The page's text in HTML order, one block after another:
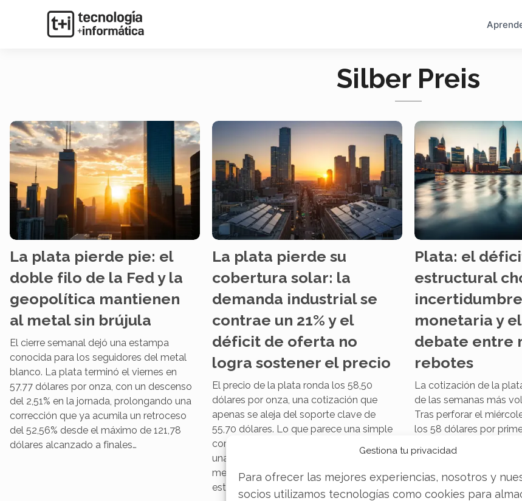
Gestiona tu privacidad
Para ofrecer las mejores experiencias, nosotros y
socios utilizamos tecnologías como cookies para
Silber Preis
La plata pierde pie: el
doble filo de la Fed y la
geopolítica mantienen
al metal sin brújula
El cierre semanal dejó una estampa
conocida para los seguidores del metal
blanco. La plata terminó el viernes en
57,77 dólares por onza, con un descenso
del 2,51% en la jornada, prolongando una
corrección que ya acumila un retroceso
del 52,56% desde el máximo de 121,78
dólares alcanzado a finales…
La plata pierde su
cobertura solar: la
demanda industrial se
contrae un 21% y el
déficit de oferta no
logra sostener el precio
El precio de la plata ronda los 58,50
dólares por onza, una cotización que
apenas se aleja del soporte clave de
55,70 dólares. Lo que parece una simple
corrección es en realidad el reflejo de
una paradoja cada vez más tensa: el
mercado padece un déficit físico
estructural, pero la…
Plata: el
estructural
incertidumbre
monetaria y
debate entre
rebotes
La cotización de la
de las semanas más
Tras perforar el
los 58 dólares por
meses, el metal
día siguiente y escaló
dólares. El detonante